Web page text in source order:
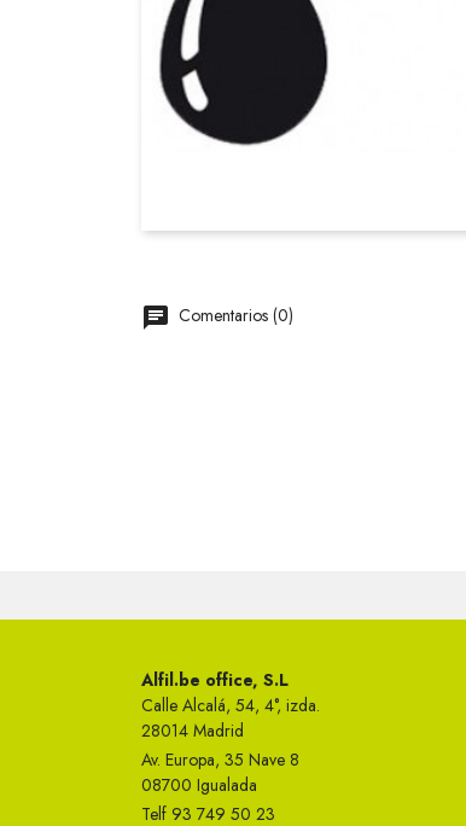
Comentarios (0)
Alfil.be office, S.L
Calle Alcalá, 54, 4°, izda.
28014 Madrid
Av. Europa, 35 Nave 8
08700 Igualada
Telf 93 749 50 23